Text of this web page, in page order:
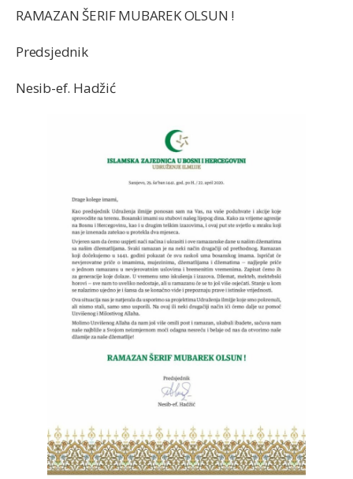
RAMAZAN ŠERIF MUBAREK OLSUN !
Predsjednik
Nesib-ef. Hadžić